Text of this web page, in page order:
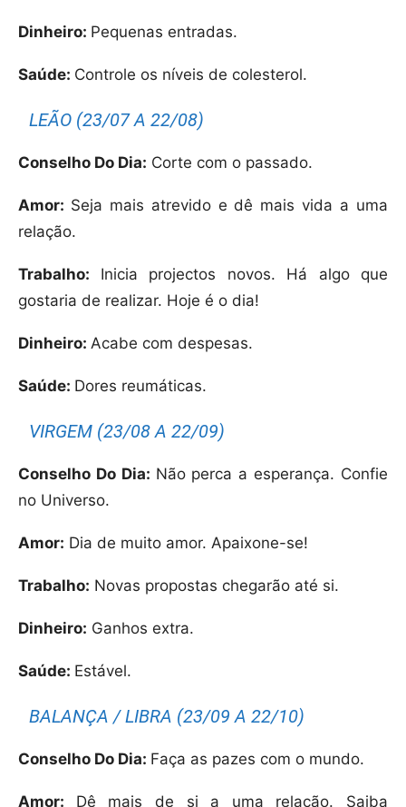
Dinheiro: Pequenas entradas.
Saúde: Controle os níveis de colesterol.
LEÃO (23/07 A 22/08)
Conselho Do Dia: Corte com o passado.
Amor: Seja mais atrevido e dê mais vida a uma
relação.
Trabalho: Inicia projectos novos. Há algo que
gostaria de realizar. Hoje é o dia!
Dinheiro: Acabe com despesas.
Saúde: Dores reumáticas.
VIRGEM (23/08 A 22/09)
Conselho Do Dia: Não perca a esperança. Confie
no Universo.
Amor: Dia de muito amor. Apaixone-se!
Trabalho: Novas propostas chegarão até si.
Dinheiro: Ganhos extra.
Saúde: Estável.
BALANÇA / LIBRA (23/09 A 22/10)
Conselho Do Dia: Faça as pazes com o mundo.
Amor: Dê mais de si a uma relação. Saiba